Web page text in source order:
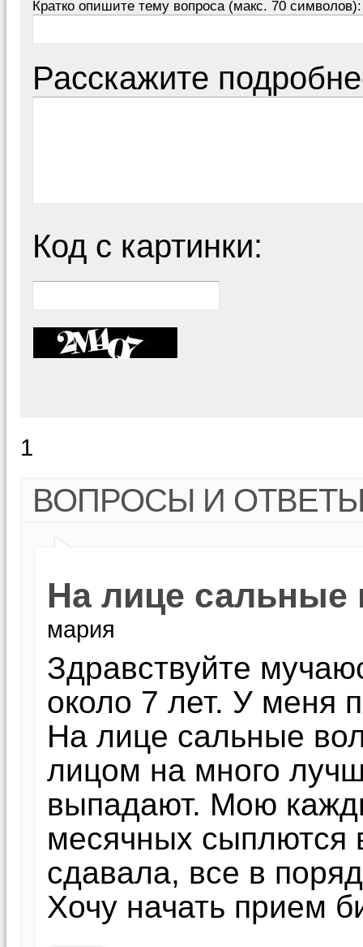
Кратко опишите тему вопроса (макс. 70 символов):
Расскажите
Код с картинки:
1
ВОПРОСЫ И
На лице сальные
мария
Здравствуйте
около 7 лет. У меня
На лице сальные
лицом на много
выпадают. Мою
месячных сыплются
сдавала, все в
Хочу начать прием